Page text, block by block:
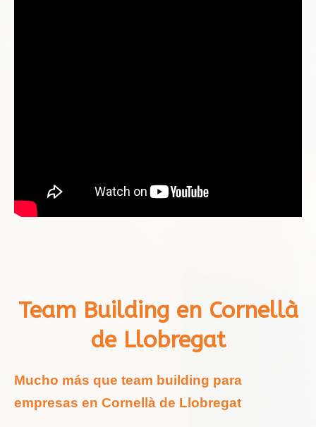
Team Building en Cornellà
de Llobregat
Mucho más que team building para
empresas en Cornellà de Llobregat